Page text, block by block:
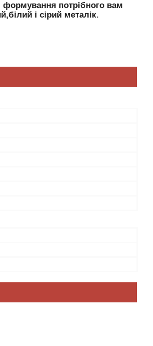
формування потрібного вам
і сірий металік.